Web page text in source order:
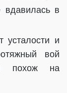
в
усталости и
вой
похож на